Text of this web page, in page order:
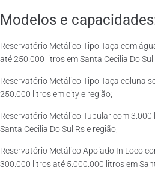
Modelos e
Reservatório Metálico Tipo Taça com
até 250.000 litros em Santa Cecilia Do Sul
Reservatório Metálico Tipo Taça coluna
250.000 litros em city e região;
Reservatório Metálico Tubular com
Santa Cecilia Do Sul Rs e região;
Reservatório Metálico Apoiado In Loco
300.000 litros até 5.000.000 litros em